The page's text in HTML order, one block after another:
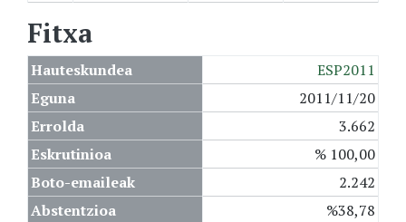
Fitxa
Hauteskundea
ESP2011
Eguna
2011/11/20
Errolda
3.662
Eskrutinioa
% 100,00
Boto-emaileak
2.242
Abstentzioa
%38,78